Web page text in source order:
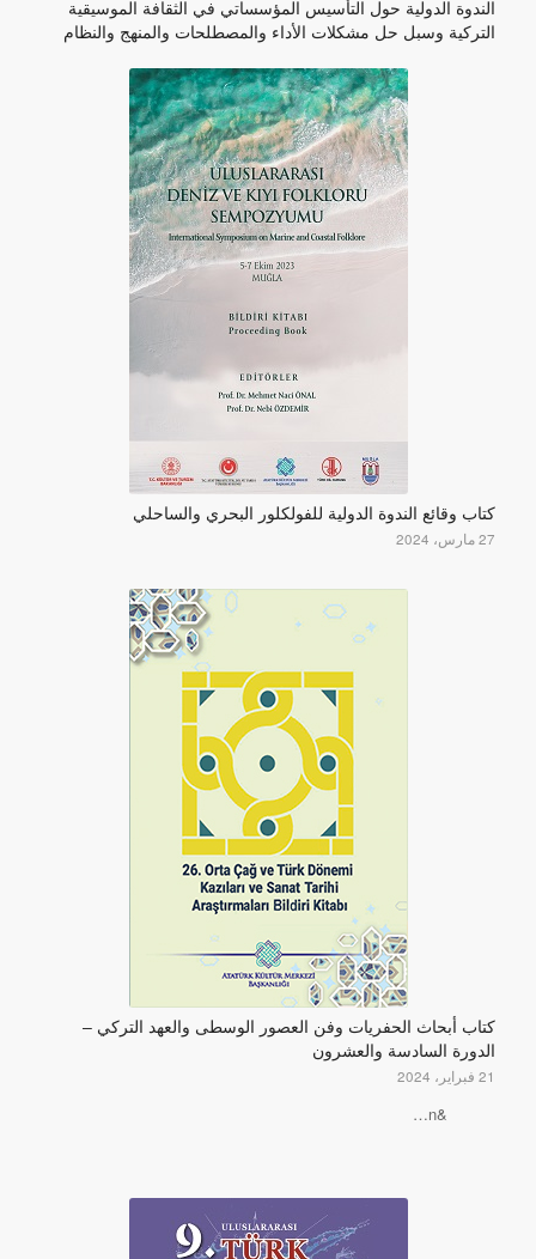
الندوة الدولية حول التأسيس المؤسساتي في الثقافة الموسيقية
التركية وسبل حل مشكلات الأداء والمصطلحات والمنهج والنظام
كتاب وقائع الندوة الدولية للفولكلور البحري والساحلي
27 مارس، 2024
كتاب أبحاث الحفريات وفن العصور الوسطى والعهد التركي –
الدورة السادسة والعشرون
21 فبراير، 2024
&n…